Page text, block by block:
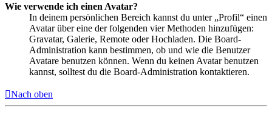
Wie verwende ich einen Avatar?
In deinem persönlichen Bereich kannst du unter „Profil“ einen
Avatar über eine der folgenden vier Methoden hinzufügen:
Gravatar, Galerie, Remote oder Hochladen. Die Board-
Administration kann bestimmen, ob und wie die Benutzer
Avatare benutzen können. Wenn du keinen Avatar benutzen
kannst, solltest du die Board-Administration kontaktieren.
Nach oben